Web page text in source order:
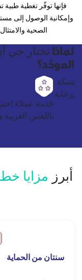
فإنها توفّر تغطية طبية
وإمكانية الوصول إلى
الصحية
لماذا تختار جي
الموحّد؟
شبكة
خدمة عملاء
باللغتين العربية
أبرز مزايا
سنتان من الحماية